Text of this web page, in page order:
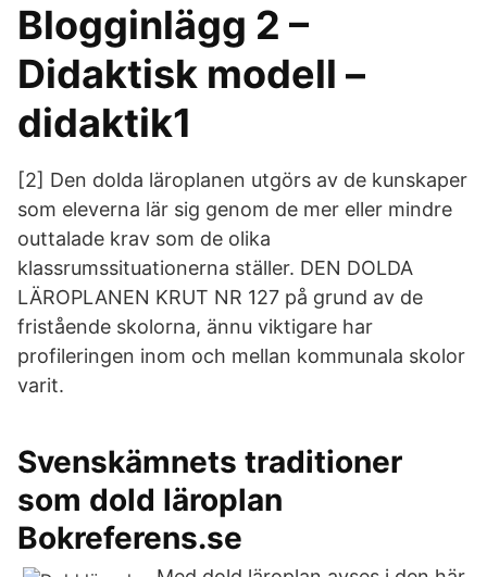
Blogginlägg 2 –
Didaktisk modell –
didaktik1
[2] Den dolda läroplanen utgörs av de kunskaper
som eleverna lär sig genom de mer eller mindre
outtalade krav som de olika
klassrumssituationerna ställer. DEN DOLDA
LÄROPLANEN KRUT NR 127 på grund av de
fristående skolorna, ännu viktigare har
profileringen inom och mellan kommunala skolor
varit.
Svenskämnets traditioner
som dold läroplan
Bokreferens.se